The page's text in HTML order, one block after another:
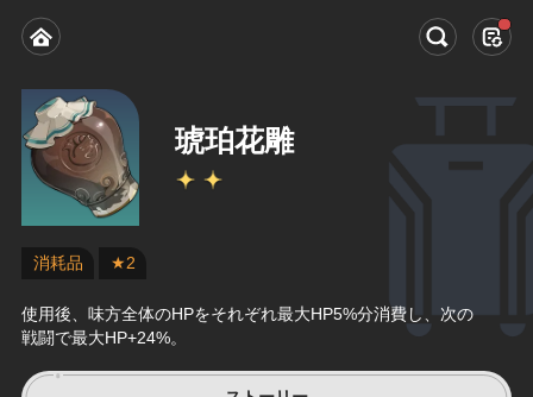
琥珀花雕
消耗品 ★2
使用後、味方全体のHPをそれぞれ最大HP5%分消費し、次の
戦闘で最大HP+24%。